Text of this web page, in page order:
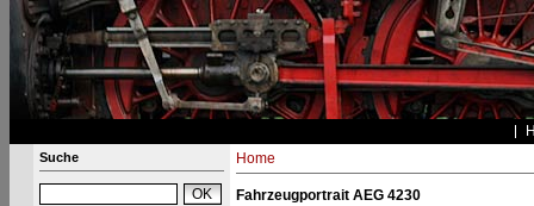
Suche Home
Fahrzeugportrait AEG 4230